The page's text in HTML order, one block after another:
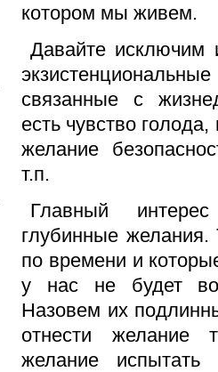
котором мы живем.
Давайте исключим
связанные с
есть чувство
желание
т.п.
Главный
глубинные
по времени и
у нас не будет
Назовем их
отнести желание
желание испытать